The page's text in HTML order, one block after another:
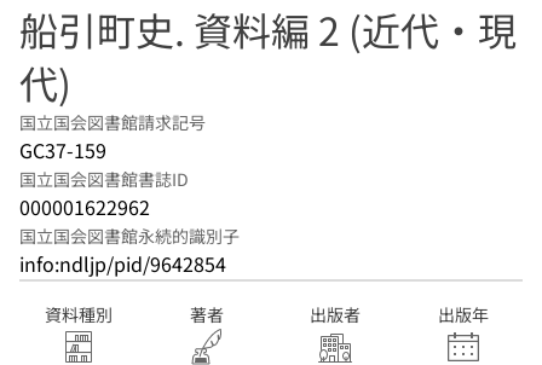
船引町史. 資料編 2 (近代・現
代)
国立国会図書館請求記号
GC37-159
国立国会図書館書誌ID
000001622962
国立国会図書館永続的識別子
info:ndljp/pid/9642854
資料種別 著者 出版者 出版年